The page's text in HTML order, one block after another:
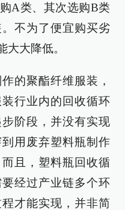
A类、其次选购B类
不为了便宜购买劣
大大降低。
的聚酯纤维服装，
行业内的回收循环
阶段，并没有实现
用废弃塑料瓶制作
且，塑料瓶回收循
经过产业链多个环
才能实现，并非简